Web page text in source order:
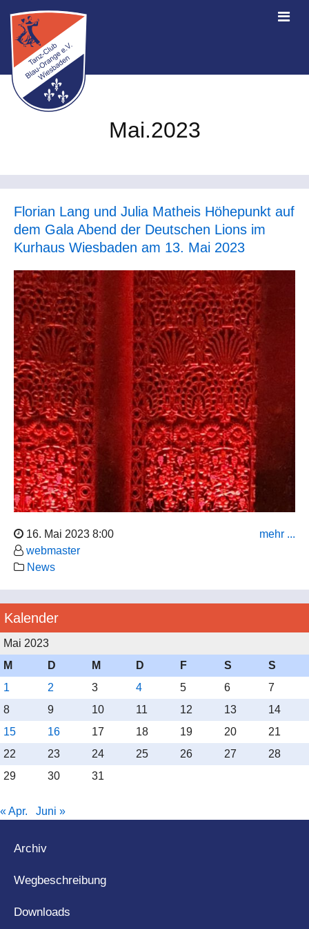
Mai.2023
Florian Lang und Julia Matheis Höhepunkt auf
dem Gala Abend der Deutschen Lions im
Kurhaus Wiesbaden am 13. Mai 2023
deutschen Lions (www.lions.de) statt, zu dem auch
wurde der Kongress in Wiesbaden ausgetragen, unter
16. Mai 2023 8:00
webmaster
News
mehr ...
Kalender
Mai 2023
M
D M D F S
S
1
2 3 4 5 6
7
8
9 10 11 12 13
14
15
16 17 18 19 20
21
22
23 24 25 26 27
28
29
30 31
« Apr. Juni »
Archiv
Wegbeschreibung
Downloads